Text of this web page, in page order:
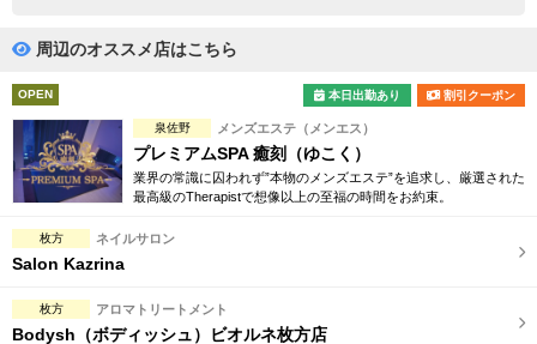
ペアルームあり
フットバスあり 岩盤浴あり
専用駐車場あり 有資格者在籍
日本人スタッフのみ 女性スタッフのみ
スタッフ指名可
こだわり条件を変更
周辺のオススメ店はこちら
OPEN 本日出勤あり 割引クーポン
泉佐野 メンズエステ（メンエス）
プレミアムSPA 癒刻（ゆこく）
業界の常識に囚われず”本物のメンズエステ”を追求し、厳選された
最高級のTherapistで想像以上の至福の時間をお約束。
枚方 ネイルサロン
Salon Kazrina
枚方 アロマトリートメント
Bodysh（ボディッシュ）ビオルネ枚方店